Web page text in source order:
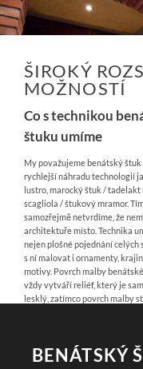
ŠIROKÝ
MOŽNOSTÍ
Co s technikou
štuku umíme
My považujeme benátský štuk
rychlejší náhradu technologií
lustro, marocký štuk / tadelakt
scagliola / štukový mramor.
samozřejmě netvrdíme, že
architektuře místo. Technika
nejen plošné pojednání celých
s ní malovat i ornamenty,
motivy. Povrch malby
vždy vytváří reliéf, který je
lesklý, zatímco povrch malby
BENÁTSKÝ